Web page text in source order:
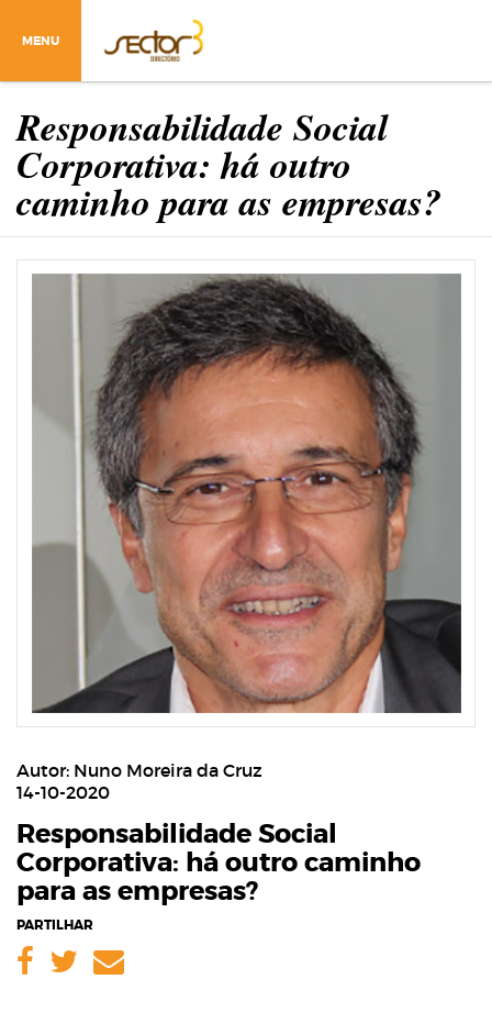
MENU
Responsabilidade Social
Corporativa: há outro
caminho para as empresas?
Autor: Nuno Moreira da Cruz
14-10-2020
Responsabilidade Social
Corporativa: há outro caminho
para as empresas?
PARTILHAR
Facebook
Twitter
Email